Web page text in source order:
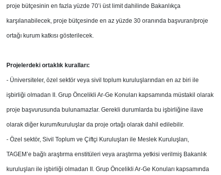
proje bütçesinin en fazla yüzde 70’i üst limit dahilinde Bakanlıkça
karşılanabilecek, proje bütçesinde en az yüzde 30 oranında başvuran/proje
ortağı kurum katkısı gösterilecek.
Projelerdeki ortaklık kuralları:
- Üniversiteler, özel sektör veya sivil toplum kuruluşlarından en az biri ile
işbirliği olmadan II. Grup Öncelikli Ar-Ge Konuları kapsamında müstakil olarak
proje başvurusunda bulunamazlar. Gerekli durumlarda bu işbirliğine ilave
olarak diğer kurum/kuruluşlar da proje ortağı olarak dahil edilebilir.
-Özel sektör, Sivil Toplum ve Çiftçi Kuruluşları ile Meslek Kuruluşları,
TAGEM’e bağlı araştırma enstitüleri veya araştırma yetkisi verilmiş Bakanlık
kuruluşları ile işbirliği olmadan II. Grup Öncelikli Ar-Ge Konuları kapsamında